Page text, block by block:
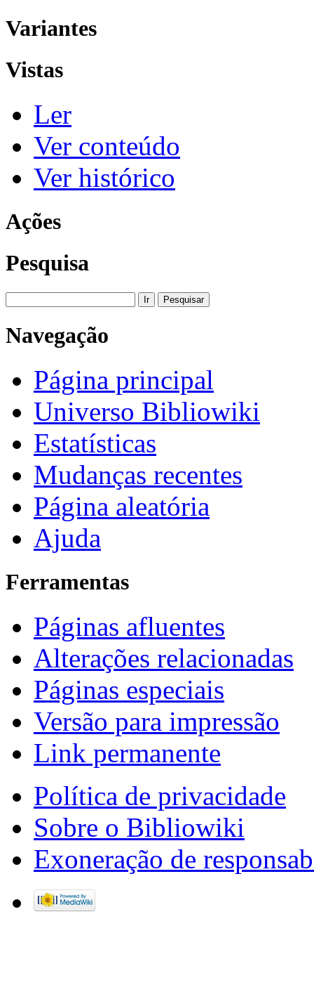
Variantes
Vistas
Ler
Ver conteúdo
Ver histórico
Ações
Pesquisa
Navegação
Página principal
Universo Bibliowiki
Estatísticas
Mudanças recentes
Página aleatória
Ajuda
Ferramentas
Páginas afluentes
Alterações relacionadas
Páginas especiais
Versão para impressão
Link permanente
Política de privacidade
Sobre o Bibliowiki
Exoneração de